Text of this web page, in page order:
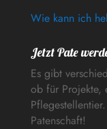
Wie kann ich
Jetzt Pate
Es gibt
ob für Projekte,
Patenschaft!